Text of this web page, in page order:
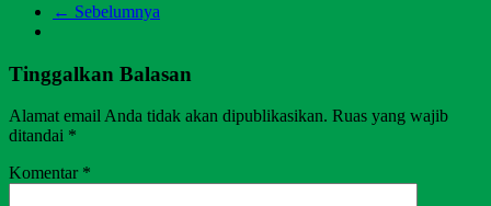
← Sebelumnya
Tinggalkan Balasan
Alamat email Anda tidak akan dipublikasikan. Ruas yang wajib
ditandai *
Komentar *